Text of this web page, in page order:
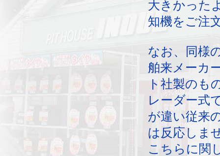
大きかった
知機をご注
なお、同様
舶来メーカ
ト社製のも
レーダー式
が違い従来
は反応しま
こちらに関